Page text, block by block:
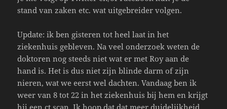
stand van zaken etc. wat uitgebreider volgen.
Update: ik ben gisteren tot heel laat in het
ziekenhuis gebleven. Na veel onderzoek weten de
doktoren nog steeds niet wat er met Roy aan de
hand is. Het is dus niet zijn blinde darm of zijn
nieren, wat we eerst wel dachten. Vandaag ben ik
weer van 8 tot 22 in het ziekenhuis bij hem en krijgt